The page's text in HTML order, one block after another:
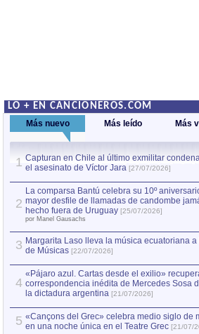
LO + EN CANCIONEROS.COM
Más nuevo Más leído Más
1 Capturan en Chile al último exmilitar
el asesinato de Víctor Jara [27/07/2026]
2
La comparsa Bantú celebra su 10º
mayor desfile de llamadas de candombe
hecho fuera de Uruguay [25/07/2026]
por Manel Gausachs
3 Margarita Laso lleva la música ecuatoriana a
de Músicas [22/07/2026]
4
«Pájaro azul. Cartas desde el exilio»
correspondencia inédita de Mercedes Sosa
la dictadura argentina [21/07/2026]
5 «Cançons del Grec» celebra medio siglo de
en una noche única en el Teatre Grec [21/07/